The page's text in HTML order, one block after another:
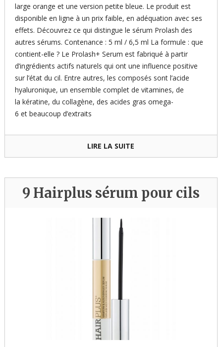
large orange et une version petite bleue. Le produit est
disponible en ligne à un prix faible, en adéquation avec ses
effets. Découvrez ce qui distingue le sérum Prolash des
autres sérums. Contenance : 5 ml / 6,5 ml La formule : que
contient-elle ? Le Prolash+ Serum est fabriqué à partir
d’ingrédients actifs naturels qui ont une influence positive
sur l’état du cil. Entre autres, les composés sont l’acide
hyaluronique, un ensemble complet de vitamines, de
la kératine, du collagène, des acides gras omega-
6 et beaucoup d’extraits
LIRE LA SUITE
9 Hairplus sérum pour cils